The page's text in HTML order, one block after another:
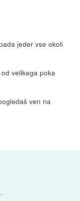
jeder vse okoli
velikega poka
ven na